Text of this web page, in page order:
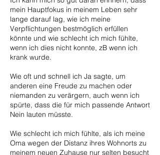
mein Hauptfokus in meinem Leben sehr
lange darauf lag, wie ich meine
Verpflichtungen bestmöglich erfüllen
könnte und wie schlecht ich mich fühlte,
wenn ich dies nicht konnte, zB wenn ich
krank wurde.
Wie oft und schnell ich Ja sagte, um
anderen eine Freude zu machen oder
niemanden zu verärgern, auch wenn ich
spürte, dass die für mich passende Antwort
Nein lauten müsste.
Wie schlecht ich mich fühlte, als ich meine
Oma wegen der Distanz ihres Wohnorts zu
meinem neuen Zuhause nur selten besucht